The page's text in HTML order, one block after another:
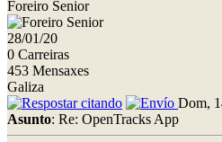
Foreiro Senior
28/01/20
0 Carreiras
453 Mensaxes
Galiza
Dom,
Asunto: Re: OpenTracks App